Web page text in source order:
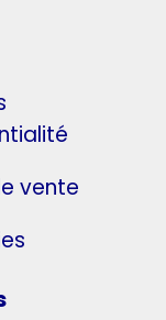
vente